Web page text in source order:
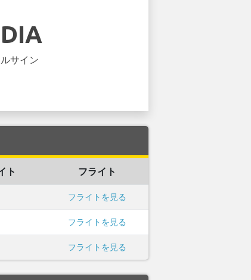
サイン
ト フライト
フライトを見る
フライトを見る
フライトを見る